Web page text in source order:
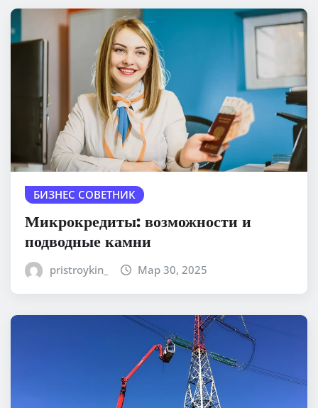
БИЗНЕС СОВЕТНИК
Микрокредиты: возможности и
подводные камни
pristroykin_ Мар 30, 2025